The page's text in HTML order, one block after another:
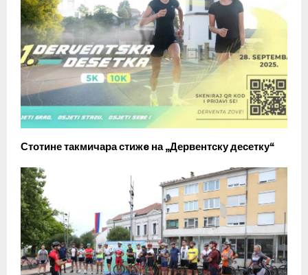
Стотине такмичара стижe на „Дервентску десетку“